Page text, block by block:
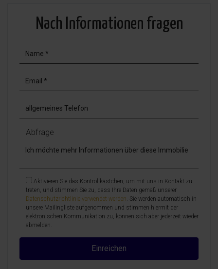
Nach Informationen fragen
Abfrage
Aktivieren Sie das Kontrollkästchen, um mit uns in Kontakt zu
treten, und stimmen Sie zu, dass Ihre Daten gemäß unserer
Datenschutzrichtlinie verwendet werden. Sie werden automatisch in
unsere Mailingliste aufgenommen und stimmen hiermit der
elektronischen Kommunikation zu, können sich aber jederzeit wieder
abmelden.